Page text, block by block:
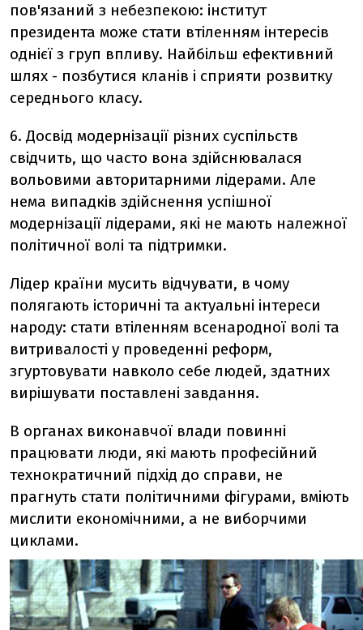
пов'язаний з небезпекою: інститут
президента може стати втіленням інтересів
однієї з груп впливу. Найбільш ефективний
шлях - позбутися кланів і сприяти розвитку
середнього класу.
6. Досвід модернізації різних суспільств
свідчить, що часто вона здійснювалася
вольовими авторитарними лідерами. Але
нема випадків здійснення успішної
модернізації лідерами, які не мають належної
політичної волі та підтримки.
Лідер країни мусить відчувати, в чому
полягають історичні та актуальні інтереси
народу: стати втіленням всенародної волі та
витривалості у проведенні реформ,
згуртовувати навколо себе людей, здатних
вирішувати поставлені завдання.
В органах виконавчої влади повинні
працювати люди, які мають професійний
технократичний підхід до справи, не
прагнуть стати політичними фігурами, вміють
мислити економічними, а не виборчими
циклами.